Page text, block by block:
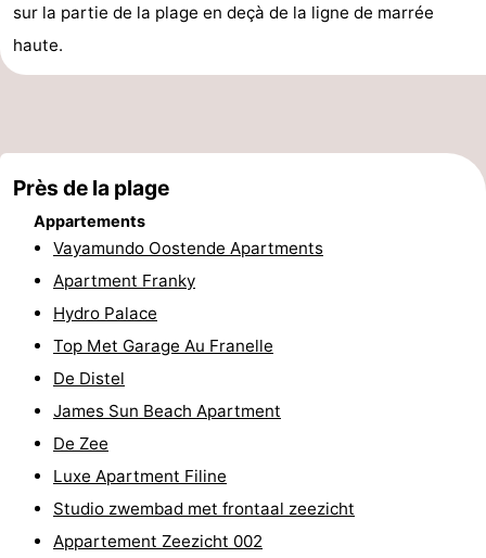
jeux
Parcours
golf
Centres
être
villes
Sports
Piscines
Faire
vélo
Randonnée
Équitation
Terrains
Surfen
sur la partie de la plage en deçà de la ligne de marrée
haute.
Près de la plage
Appartements
Vayamundo Oostende Apartments
Apartment Franky
Hydro Palace
Top Met Garage Au Franelle
De Distel
James Sun Beach Apartment
De Zee
Luxe Apartment Filine
Studio zwembad met frontaal zeezicht
Appartement Zeezicht 002